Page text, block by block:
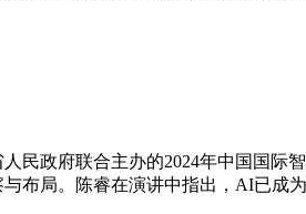
民政府联合主办的2024年中国国际
布局。陈睿在演讲中指出，AI已成